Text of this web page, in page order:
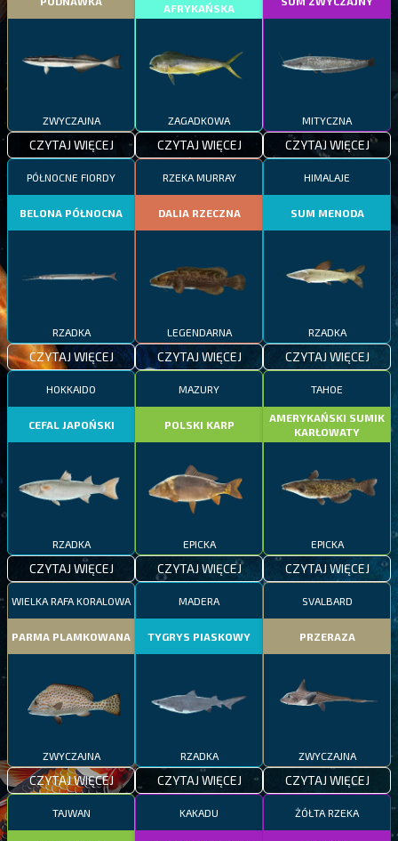
ZWYCZAJNA
CZYTAJ WIĘCEJ
AFRYKAŃSKA
ZAGADKOWA
CZYTAJ WIĘCEJ
MITYCZNA
CZYTAJ WIĘCEJ
PÓŁNOCNE FIORDY
BELONA PÓŁNOCNA
RZADKA
CZYTAJ WIĘCEJ
RZEKA MURRAY
DALIA RZECZNA
LEGENDARNA
CZYTAJ WIĘCEJ
HIMALAJE
SUM MENODA
RZADKA
CZYTAJ WIĘCEJ
HOKKAIDO
CEFAL JAPOŃSKI
RZADKA
CZYTAJ WIĘCEJ
MAZURY
POLSKI KARP
EPICKA
CZYTAJ WIĘCEJ
TAHOE
AMERYKAŃSKI SUMIK
KARŁOWATY
EPICKA
CZYTAJ WIĘCEJ
WIELKA RAFA KORALOWA
PARMA PLAMKOWANA
ZWYCZAJNA
CZYTAJ WIĘCEJ
MADERA
TYGRYS PIASKOWY
RZADKA
CZYTAJ WIĘCEJ
SVALBARD
PRZERAZA
ZWYCZAJNA
CZYTAJ WIĘCEJ
TAJWAN KAKADU ŻÓŁTA RZEKA